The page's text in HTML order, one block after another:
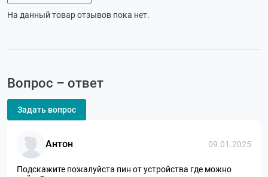
На данный товар отзывов пока нет.
Вопрос – ответ
Задать вопрос
Антон 09.01.2025
Подскажите пожалуйста пин от устройства где можно